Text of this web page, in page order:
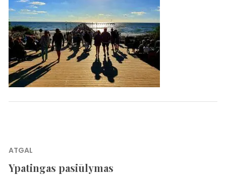
Navigacija
tarp
ATGAL
Previous
Ypatingas pasiūlymas